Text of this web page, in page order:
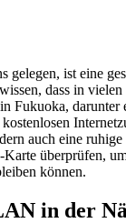
gelegen, ist eine
dass in
Fukuoka,
auch eine
überprüfen,
können.
in der